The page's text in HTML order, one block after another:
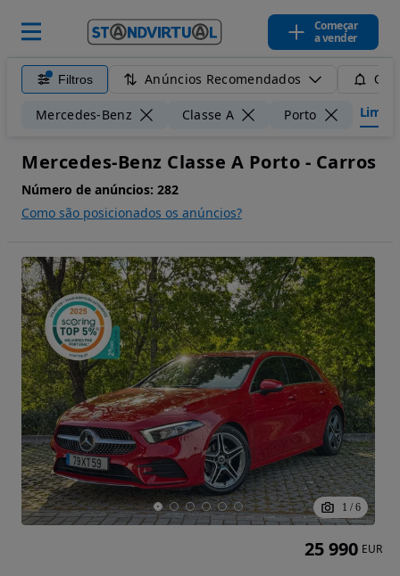
Começar
a vender
Filtros Anúncios Recomendados
Mercedes-Benz Classe A Porto
Mercedes-Benz Classe A Porto - Carros
Número de anúncios: 282
Como são posicionados os anúncios?
1 / 6
25 990 EUR